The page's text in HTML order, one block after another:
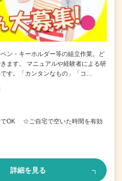
ン・キーホルダー等の組立作業。ど
ます。 マニュアルや経験者による研
す。「カンタンなもの」「コ…
でOK ☆ご自宅で空いた時間を有効
詳細を見る